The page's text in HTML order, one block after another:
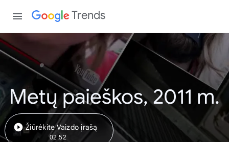
Trends
Metų paieškos, 2011 m.
Žiūrėkite Vaizdo įrašą
02:52